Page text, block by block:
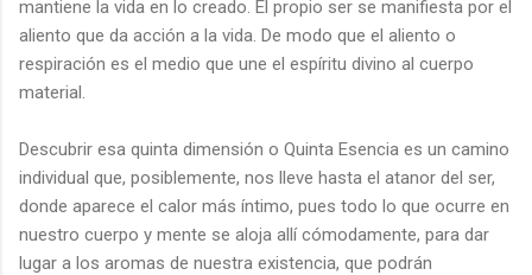
mantiene la vida en lo creado. El propio ser se manifiesta por el
aliento que da acción a la vida. De modo que el aliento o
respiración es el medio que une el espíritu divino al cuerpo
material.
Descubrir esa quinta dimensión o Quinta Esencia es un camino
individual que, posiblemente, nos lleve hasta el atanor del ser,
donde aparece el calor más íntimo, pues todo lo que ocurre en
nuestro cuerpo y mente se aloja allí cómodamente, para dar
lugar a los aromas de nuestra existencia, que podrán